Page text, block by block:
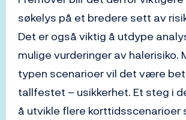
søkelys på et bredere sett av
Det er også viktig å utdype
mulige vurderinger av halerisiko.
typen scenarioer vil det være
tallfestet – usikkerhet. Et steg i
å utvikle flere korttidsscenarioer